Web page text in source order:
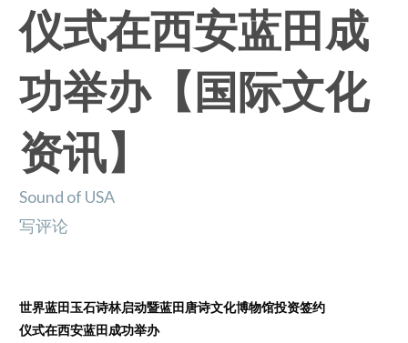
仪式在西安蓝田成
功举办【国际文化
资讯】
Sound of USA
写评论
世界蓝田玉石诗林启动暨蓝田唐诗文化博物馆投资签约
仪式在西安蓝田成功举办